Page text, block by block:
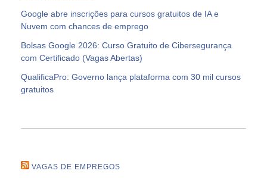
Google abre inscrições para cursos gratuitos de IA e
Nuvem com chances de emprego
Bolsas Google 2026: Curso Gratuito de Cibersegurança
com Certificado (Vagas Abertas)
QualificaPro: Governo lança plataforma com 30 mil cursos
gratuitos
VAGAS DE EMPREGOS